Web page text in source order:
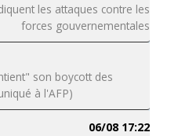
les attaques contre les
forces gouvernementales
son boycott des
à l'AFP)
06/08 17:22